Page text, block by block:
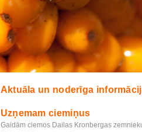
Aktuāla un noderīga
Uzņemam ciemiņus
Gaidām ciemos Dailas Kronbergas